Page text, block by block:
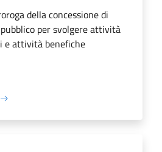
della concessione di
per svolgere attività
e attività benefiche